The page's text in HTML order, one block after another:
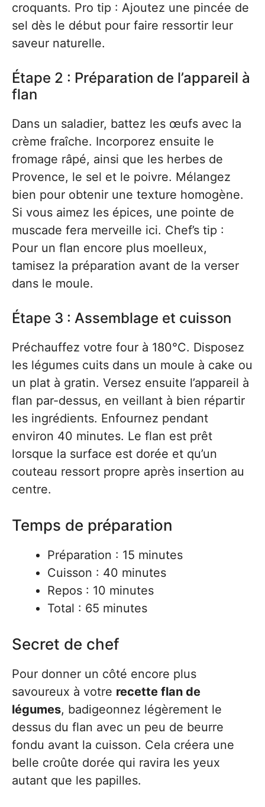
croquants. Pro tip : Ajoutez une pincée de
sel dès le début pour faire ressortir leur
saveur naturelle.
Étape 2 : Préparation de l’appareil à
flan
Dans un saladier, battez les œufs avec la
crème fraîche. Incorporez ensuite le
fromage râpé, ainsi que les herbes de
Provence, le sel et le poivre. Mélangez
bien pour obtenir une texture homogène.
Si vous aimez les épices, une pointe de
muscade fera merveille ici. Chef’s tip :
Pour un flan encore plus moelleux,
tamisez la préparation avant de la verser
dans le moule.
Étape 3 : Assemblage et cuisson
Préchauffez votre four à 180°C. Disposez
les légumes cuits dans un moule à cake ou
un plat à gratin. Versez ensuite l’appareil à
flan par-dessus, en veillant à bien répartir
les ingrédients. Enfournez pendant
environ 40 minutes. Le flan est prêt
lorsque la surface est dorée et qu’un
couteau ressort propre après insertion au
centre.
Temps de préparation
Préparation : 15 minutes
Cuisson : 40 minutes
Repos : 10 minutes
Total : 65 minutes
Secret de chef
Pour donner un côté encore plus
savoureux à votre recette flan de
légumes, badigeonnez légèrement le
dessus du flan avec un peu de beurre
fondu avant la cuisson. Cela créera une
belle croûte dorée qui ravira les yeux
autant que les papilles.